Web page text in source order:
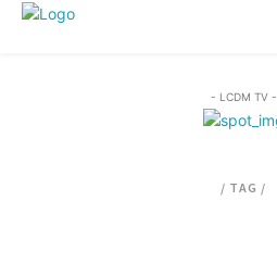
- LCDM TV -
/ TAG /